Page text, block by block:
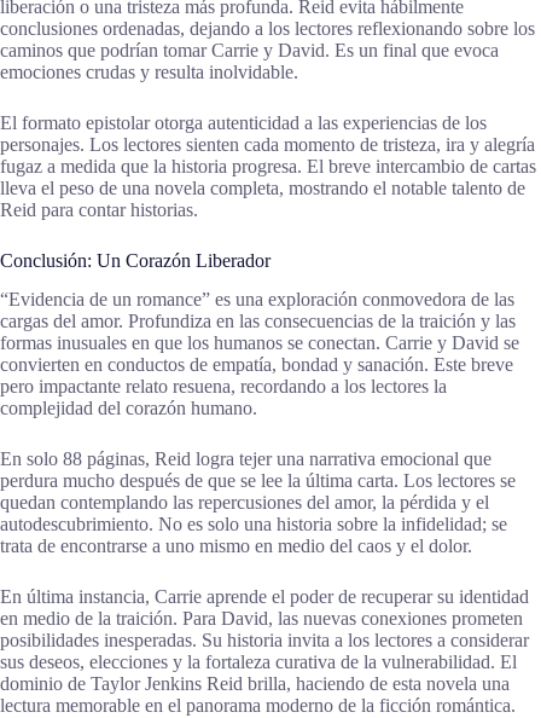
liberación o una tristeza más profunda. Reid evita hábilmente
conclusiones ordenadas, dejando a los lectores reflexionando sobre los
caminos que podrían tomar Carrie y David. Es un final que evoca
emociones crudas y resulta inolvidable.
El formato epistolar otorga autenticidad a las experiencias de los
personajes. Los lectores sienten cada momento de tristeza, ira y alegría
fugaz a medida que la historia progresa. El breve intercambio de cartas
lleva el peso de una novela completa, mostrando el notable talento de
Reid para contar historias.
Conclusión: Un Corazón Liberador
“Evidencia de un romance” es una exploración conmovedora de las
cargas del amor. Profundiza en las consecuencias de la traición y las
formas inusuales en que los humanos se conectan. Carrie y David se
convierten en conductos de empatía, bondad y sanación. Este breve
pero impactante relato resuena, recordando a los lectores la
complejidad del corazón humano.
En solo 88 páginas, Reid logra tejer una narrativa emocional que
perdura mucho después de que se lee la última carta. Los lectores se
quedan contemplando las repercusiones del amor, la pérdida y el
autodescubrimiento. No es solo una historia sobre la infidelidad; se
trata de encontrarse a uno mismo en medio del caos y el dolor.
En última instancia, Carrie aprende el poder de recuperar su identidad
en medio de la traición. Para David, las nuevas conexiones prometen
posibilidades inesperadas. Su historia invita a los lectores a considerar
sus deseos, elecciones y la fortaleza curativa de la vulnerabilidad. El
dominio de Taylor Jenkins Reid brilla, haciendo de esta novela una
lectura memorable en el panorama moderno de la ficción romántica.